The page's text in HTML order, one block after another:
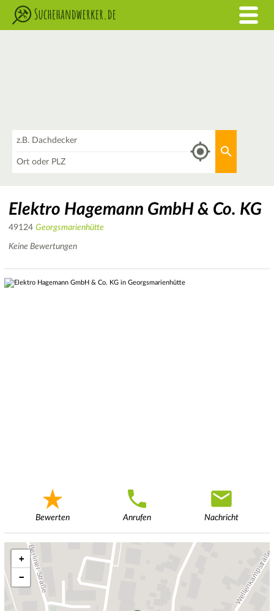
Elektro Hagemann GmbH & Co. KG
49124 Georgsmarienhütte
Keine Bewertungen
Bewerten Anrufen Nachricht
+
−